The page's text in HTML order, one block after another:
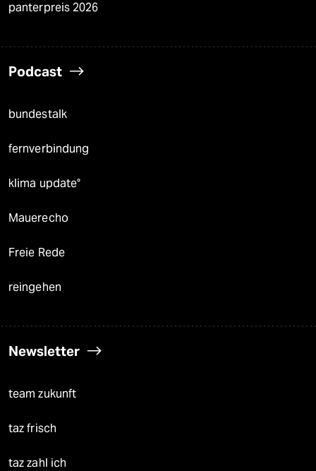
panterpreis 2026
Podcast
bundestalk
fernverbindung
klima update°
Mauerecho
Freie Rede
reingehen
Newsletter
team zukunft
taz frisch
taz zahl ich